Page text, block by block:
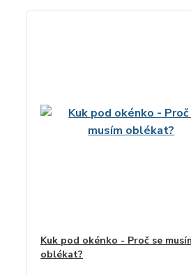
Kuk pod okénko - Proč se
oblékat?